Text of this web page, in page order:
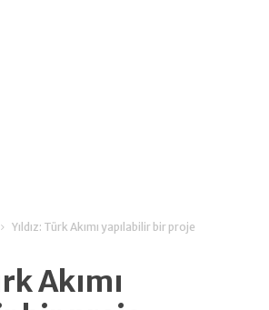
Yıldız: Türk Akımı yapılabilir bir proje
Akımı